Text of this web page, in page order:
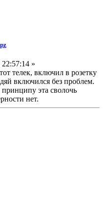
»
телек, включил в розетку
включился без проблем.
эта сволочь
нет.